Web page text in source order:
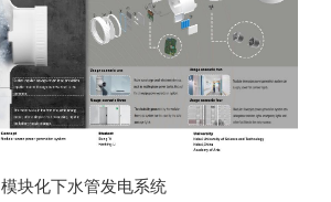
模块化下水管发电系统